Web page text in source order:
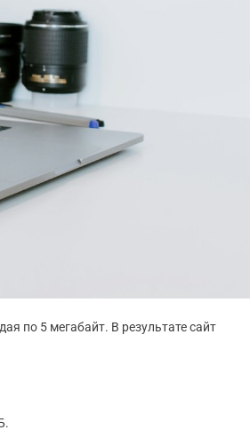
по 5 мегабайт. В результате сайт